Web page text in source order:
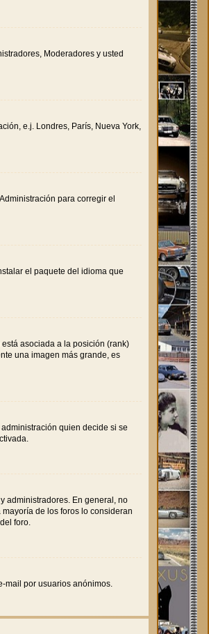
Moderadores y usted
e.j. Londres, París, Nueva York,
para corregir el
el paquete del idioma que
asociada a la posición (rank)
una imagen más grande, es
quien decide si se
administradores. En general, no
de los foros lo consideran
foro.
mail por usuarios anónimos.